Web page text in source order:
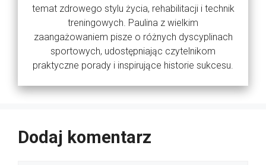
temat zdrowego stylu życia, rehabilitacji i technik
treningowych. Paulina z wielkim
zaangażowaniem pisze o różnych dyscyplinach
sportowych, udostępniając czytelnikom
praktyczne porady i inspirujące historie sukcesu.
Dodaj komentarz